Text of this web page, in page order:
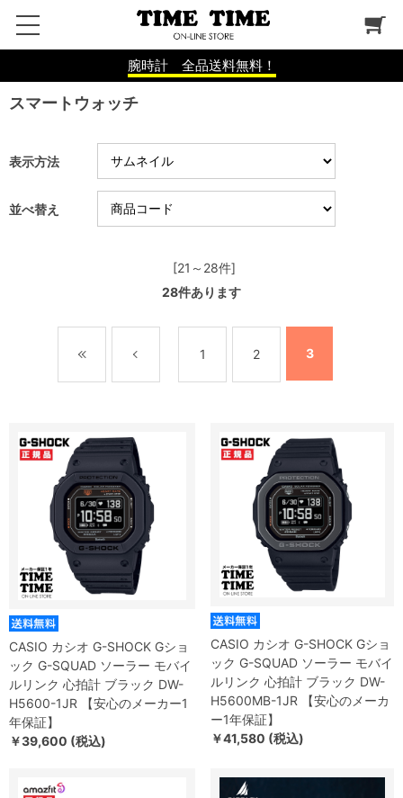
腕時計 全品送料無料！
スマートウォッチ
表示方法
並べ替え
[21～28件]
28件あります
1 2 3
CASIO カシオ G-SHOCK Gショ
ック G-SQUAD ソーラー モバイ
ルリンク 心拍計 ブラック DW-
H5600-1JR 【安心のメーカー1
年保証】
￥39,600 (税込)
CASIO カシオ G-SHOCK Gショ
ック G-SQUAD ソーラー モバイ
ルリンク 心拍計 ブラック DW-
H5600MB-1JR 【安心のメーカ
ー1年保証】
￥41,580 (税込)